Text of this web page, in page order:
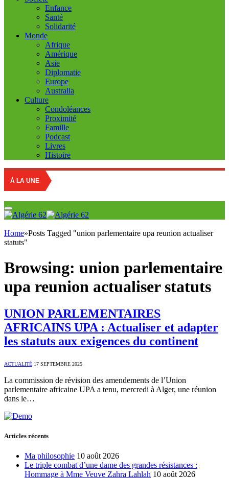
Enfance
Santé
Solidarité
Monde
Afrique
Amérique
Asie
Diplomatie
Europe
Australia
Culture
Condoléances
Proximité
Famille
Podcast
Livres
Histoire
À LA UNE
Home»Posts Tagged "union parlementaire upa reunion actualiser
statuts"
Browsing: union parlementaire
upa reunion actualiser statuts
UNION PARLEMENTAIRES
AFRICAINS UPA : Actualiser et adapter
les statuts aux exigences du continent
ACTUALITÉ 17 SEPTEMBRE 2025
La commission de révision des amendements de l’Union
parlementaire africaine UPA a tenu, mercredi à Alger, une réunion
dans le…
Articles récents
Ma philosophie 10 août 2026
Le triple combat d’une dame des grandes résistances :
Hommage à Mme Veuve Zahra Lahlah 10 août 2026